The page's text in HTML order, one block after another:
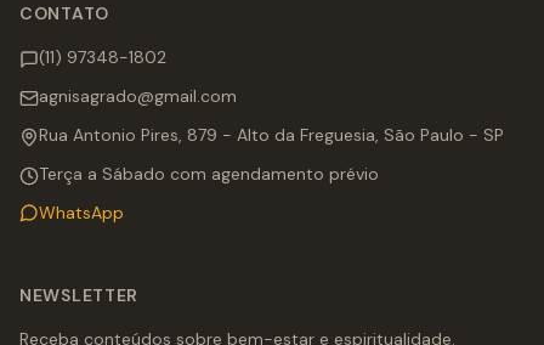
CONTATO
(11) 97348-1802
agnisagrado@gmail.com
Rua Antonio Pires, 879 - Alto da Freguesia, São Paulo - SP
Terça a Sábado com agendamento prévio
WhatsApp
NEWSLETTER
Receba conteúdos sobre bem-estar e espiritualidade.